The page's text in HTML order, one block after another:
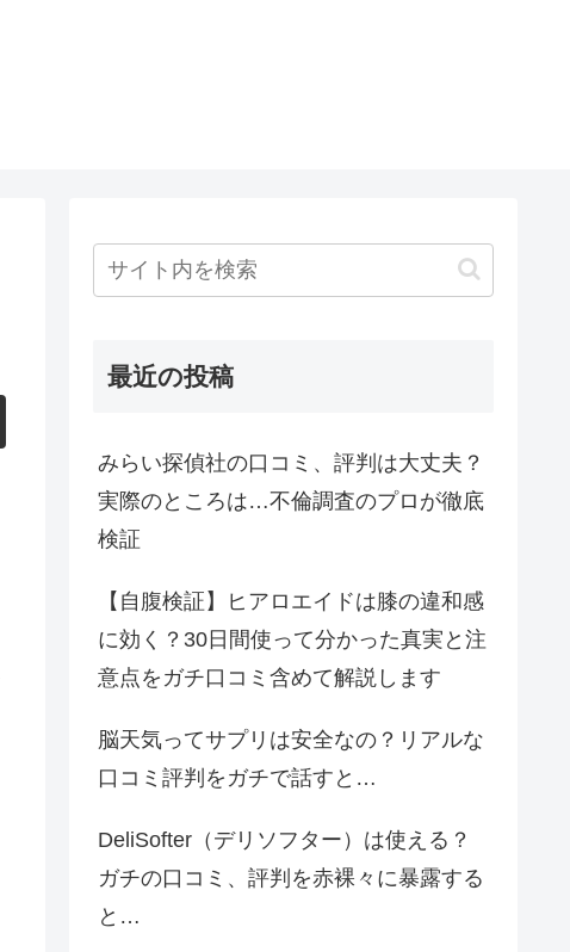
最近の投稿
みらい探偵社の口コミ、評判は大丈夫？
実際のところは…不倫調査のプロが徹底
検証
【自腹検証】ヒアロエイドは膝の違和感
に効く？30日間使って分かった真実と注
意点をガチ口コミ含めて解説します
脳天気ってサプリは安全なの？リアルな
口コミ評判をガチで話すと…
DeliSofter（デリソフター）は使える？
ガチの口コミ、評判を赤裸々に暴露する
と…